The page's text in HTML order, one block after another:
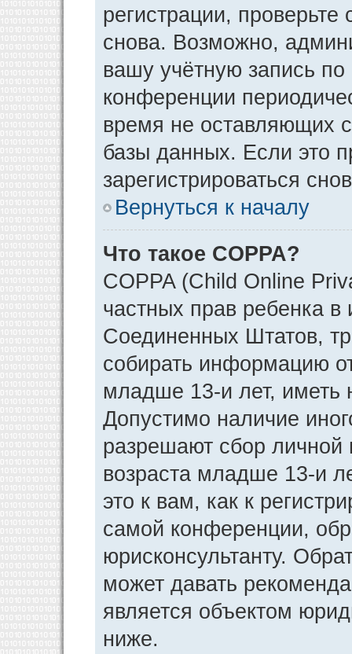
регистрации,
снова. Возможно,
вашу учётную запись
конференции
время не оставляющих
базы данных. Если это
зарегистрироваться
Вернуться к началу
Что такое COPPA?
COPPA (Child Online
частных прав ребенка в
Соединенных Штатов,
собирать информацию
младше 13-и лет, иметь
Допустимо наличие
разрешают сбор
возраста младше 13-и
это к вам, как к
самой конференции,
юрисконсультанту.
может давать
является объектом
ниже.